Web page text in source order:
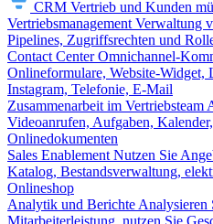
CRM Vertrieb und Kunden
Vertriebsmanagement Verwaltung
Pipelines, Zugriffsrechten und
Contact Center Omnichannel-
Onlineformulare, Website-Widget,
Instagram, Telefonie, E-Mail
Zusammenarbeit im Vertriebsteam
Videoanrufen, Aufgaben,
Onlinedokumenten
Sales Enablement Nutzen Sie
Katalog, Bestandsverwaltung,
Onlineshop
Analytik und Berichte Analysieren
Mitarbeiterleistung, nutzen Sie